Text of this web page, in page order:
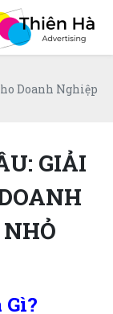
Doanh Nghiệp
GIẢI
Gì?